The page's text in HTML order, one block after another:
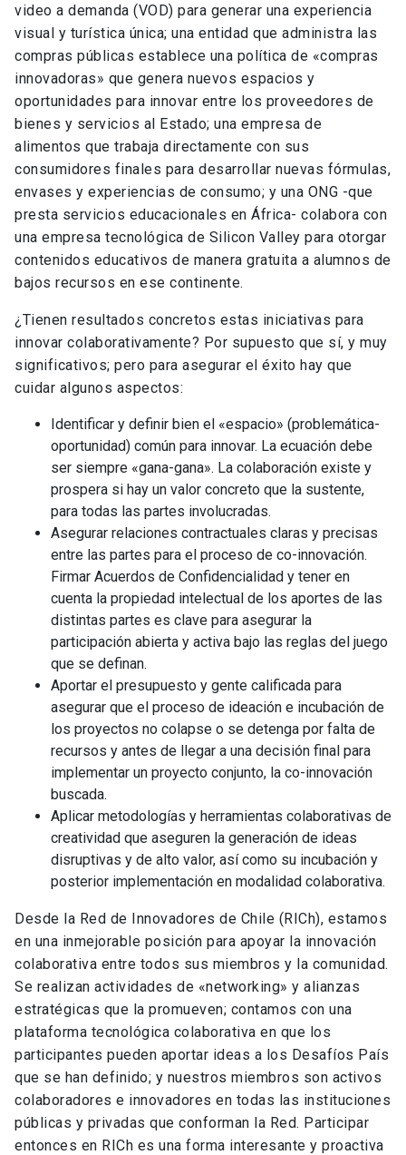
video a demanda (VOD) para generar una experiencia
visual y turística única; una entidad que administra las
compras públicas establece una política de «compras
innovadoras» que genera nuevos espacios y
oportunidades para innovar entre los proveedores de
bienes y servicios al Estado; una empresa de
alimentos que trabaja directamente con sus
consumidores finales para desarrollar nuevas fórmulas,
envases y experiencias de consumo; y una ONG -que
presta servicios educacionales en África- colabora con
una empresa tecnológica de Silicon Valley para otorgar
contenidos educativos de manera gratuita a alumnos de
bajos recursos en ese continente.
¿Tienen resultados concretos estas iniciativas para
innovar colaborativamente? Por supuesto que sí, y muy
significativos; pero para asegurar el éxito hay que
cuidar algunos aspectos:
Identificar y definir bien el «espacio» (problemática-
oportunidad) común para innovar. La ecuación debe
ser siempre «gana-gana». La colaboración existe y
prospera si hay un valor concreto que la sustente,
para todas las partes involucradas.
Asegurar relaciones contractuales claras y precisas
entre las partes para el proceso de co-innovación.
Firmar Acuerdos de Confidencialidad y tener en
cuenta la propiedad intelectual de los aportes de las
distintas partes es clave para asegurar la
participación abierta y activa bajo las reglas del juego
que se definan.
Aportar el presupuesto y gente calificada para
asegurar que el proceso de ideación e incubación de
los proyectos no colapse o se detenga por falta de
recursos y antes de llegar a una decisión final para
implementar un proyecto conjunto, la co-innovación
buscada.
Aplicar metodologías y herramientas colaborativas de
creatividad que aseguren la generación de ideas
disruptivas y de alto valor, así como su incubación y
posterior implementación en modalidad colaborativa.
Desde la Red de Innovadores de Chile (RICh), estamos
en una inmejorable posición para apoyar la innovación
colaborativa entre todos sus miembros y la comunidad.
Se realizan actividades de «networking» y alianzas
estratégicas que la promueven; contamos con una
plataforma tecnológica colaborativa en que los
participantes pueden aportar ideas a los Desafíos País
que se han definido; y nuestros miembros son activos
colaboradores e innovadores en todas las instituciones
públicas y privadas que conforman la Red. Participar
entonces en RICh es una forma interesante y proactiva